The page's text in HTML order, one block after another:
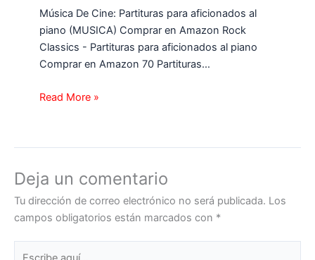
Música De Cine: Partituras para aficionados al
piano (MUSICA) Comprar en Amazon Rock
Classics - Partituras para aficionados al piano
Comprar en Amazon 70 Partituras…
Read More »
Deja un comentario
Tu dirección de correo electrónico no será publicada. Los
campos obligatorios están marcados con *